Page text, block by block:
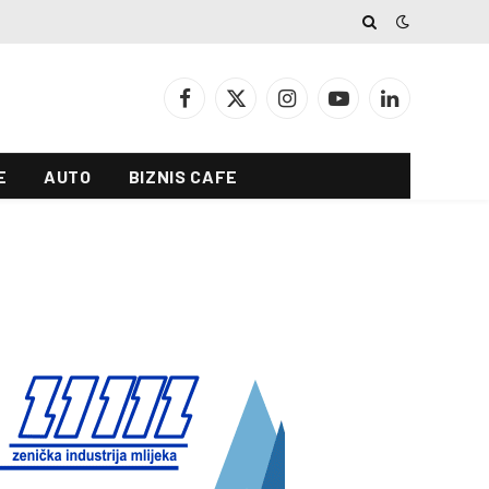
Facebook
X
InstagramYouTubeLinkedIn
AUTO BIZNIS CAFE